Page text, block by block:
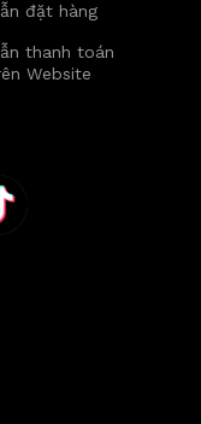
đặt hàng
thanh toán
Website